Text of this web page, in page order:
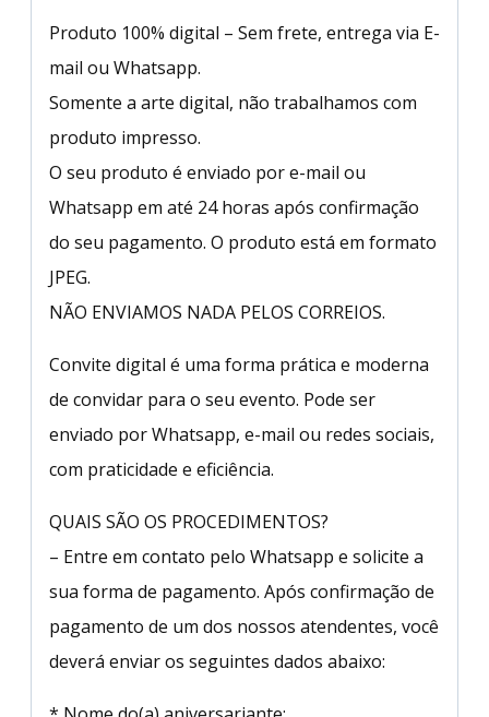
Produto 100% digital – Sem frete, entrega via E-
mail ou Whatsapp.
Somente a arte digital, não trabalhamos com
produto impresso.
O seu produto é enviado por e-mail ou
Whatsapp em até 24 horas após confirmação
do seu pagamento. O produto está em formato
JPEG.
NÃO ENVIAMOS NADA PELOS CORREIOS.
Convite digital é uma forma prática e moderna
de convidar para o seu evento. Pode ser
enviado por Whatsapp, e-mail ou redes sociais,
com praticidade e eficiência.
QUAIS SÃO OS PROCEDIMENTOS?
– Entre em contato pelo Whatsapp e solicite a
sua forma de pagamento. Após confirmação de
pagamento de um dos nossos atendentes, você
deverá enviar os seguintes dados abaixo: